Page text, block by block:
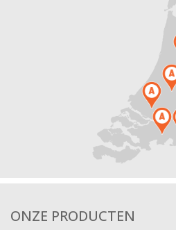
ONZE PRODUCTEN